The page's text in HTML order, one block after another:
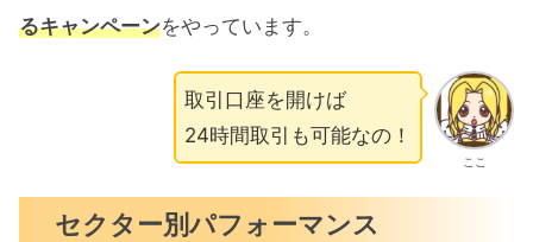
るキャンペーンをやっています。
ここ
取引口座を開けば
24時間取引も可能なの！
セクター別パフォーマンス